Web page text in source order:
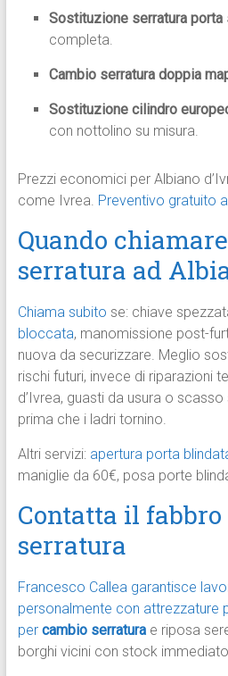
Sostituzione serratura porta
completa.
Cambio serratura doppia
Sostituzione cilindro
con nottolino su misura.
Prezzi economici per Albiano
come Ivrea. Preventivo gratuito
Quando
serratura ad
Chiama subito se: chiave
bloccata, manomissione post-
nuova da securizzare. Meglio
rischi futuri, invece di riparazioni
d’Ivrea, guasti da usura o
prima che i ladri tornino.
Altri servizi: apertura porta
maniglie da 60€, posa porte
Contatta il
serratura
Francesco Callea garantisce
personalmente con attrezzature
per cambio serraturae riposa
borghi vicini con stock